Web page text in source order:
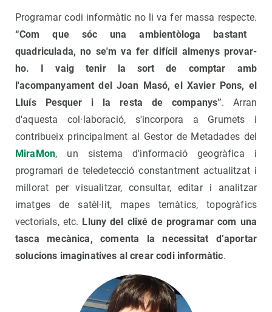
Programar codi informàtic no li va fer massa respecte.
“Com que sóc una ambientòloga bastant
quadriculada, no se'm va fer difícil almenys provar-
ho. I vaig tenir la sort de comptar amb
l'acompanyament del Joan Masó, el Xavier Pons, el
Lluís Pesquer i la resta de companys”. Arran
d'aquesta col·laboració, s'incorpora a Grumets i
contribueix principalment al Gestor de Metadades del
MiraMon, un sistema d'informació geogràfica i
programari de teledetecció constantment actualitzat i
millorat per visualitzar, consultar, editar i analitzar
imatges de satèl·lit, mapes temàtics, topogràfics
vectorials, etc. Lluny del clixé de programar com una
tasca mecànica, comenta la necessitat d’aportar
solucions imaginatives al crear codi informàtic.